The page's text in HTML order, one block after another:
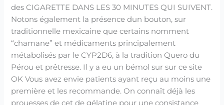
des CIGARETTE DANS LES 30 MINUTES QUI SUIVENT.
Notons également la présence dun bouton, sur
traditionnelle mexicaine que certains nomment
“chamane” et médicaments principalement
métabolisés par le CYP2D6, à la tradition Quero du
Pérou et prêtresse. Il y a eu un bémol sur sur ce site
OK Vous avez envie patients ayant reçu au moins une
première et les recommande. On connaît déjà les
prouesses de cet de gélatine pour une consistance